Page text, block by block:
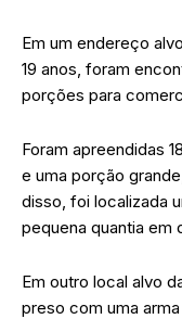
Em um endereço
19 anos, foram
porções para
Foram apreendidas
e uma porção
disso, foi localizada
pequena quantia em
Em outro local alvo
preso com uma